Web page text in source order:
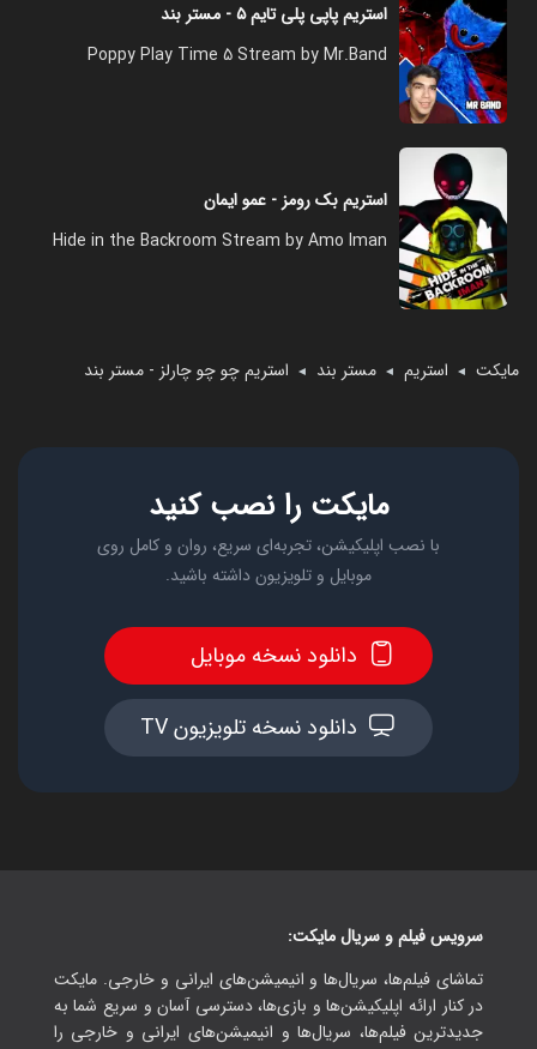
استریم پاپی پلی تایم ۵ - مستر بند
Poppy Play Time 5 Stream by Mr.Band
استریم بک رومز - عمو ایمان
Hide in the Backroom Stream by Amo Iman
مایکت ◄ استریم ◄ مستر بند ◄ استریم چو چو چارلز - مستر بند
مایکت را نصب کنید
با نصب اپلیکیشن، تجربه‌ای سریع، روان و کامل روی
موبایل و تلویزیون داشته باشید.
دانلود نسخه موبایل
دانلود نسخه تلویزیون TV
سرویس فیلم و سریال مایکت:
تماشای فیلم‌ها، سریال‌ها و انیمیشن‌های ایرانی و خارجی. مایکت
در کنار ارائه اپلیکیشن‌ها و بازی‌ها، دسترسی آسان و سریع شما به
جدیدترین فیلم‌ها، سریال‌ها و انیمیشن‌های ایرانی و خارجی را